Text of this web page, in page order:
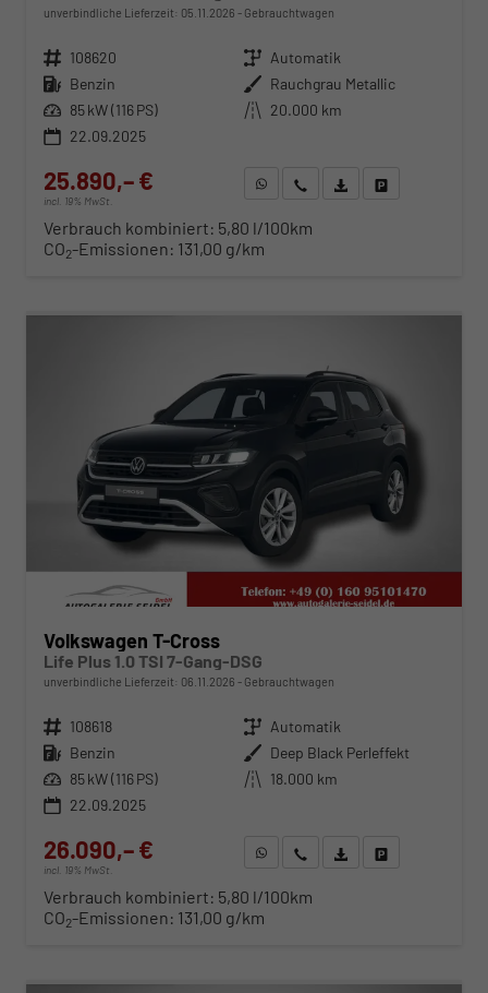
unverbindliche Lieferzeit: 05.11.2026 Gebrauchtwagen
Fahrzeugnr. 108620 Getriebe Automatik
Kraftstoff Benzin Außenfarbe Rauchgrau Metallic
Leistung 85 kW (116 PS) Kilometerstand 20.000 km
22.09.2025
25.890,– €
incl. 19% MwSt.
WhatsApp anfragen
Wir rufen Sie anFahrzeugexposé (PDF)
Verbrauch kombiniert: 5,80 l/100km
CO2-Emissionen: 131,00 g/km
Volkswagen T-Cross
Life Plus 1.0 TSI 7-Gang-DSG
unverbindliche Lieferzeit: 06.11.2026 Gebrauchtwagen
Fahrzeugnr. 108618 Getriebe Automatik
Kraftstoff Benzin Außenfarbe Deep Black Perleffekt
Leistung 85 kW (116 PS) Kilometerstand 18.000 km
22.09.2025
26.090,– €
incl. 19% MwSt.
WhatsApp anfragen
Wir rufen Sie anFahrzeugexposé (PDF)
Verbrauch kombiniert: 5,80 l/100km
CO2-Emissionen: 131,00 g/km